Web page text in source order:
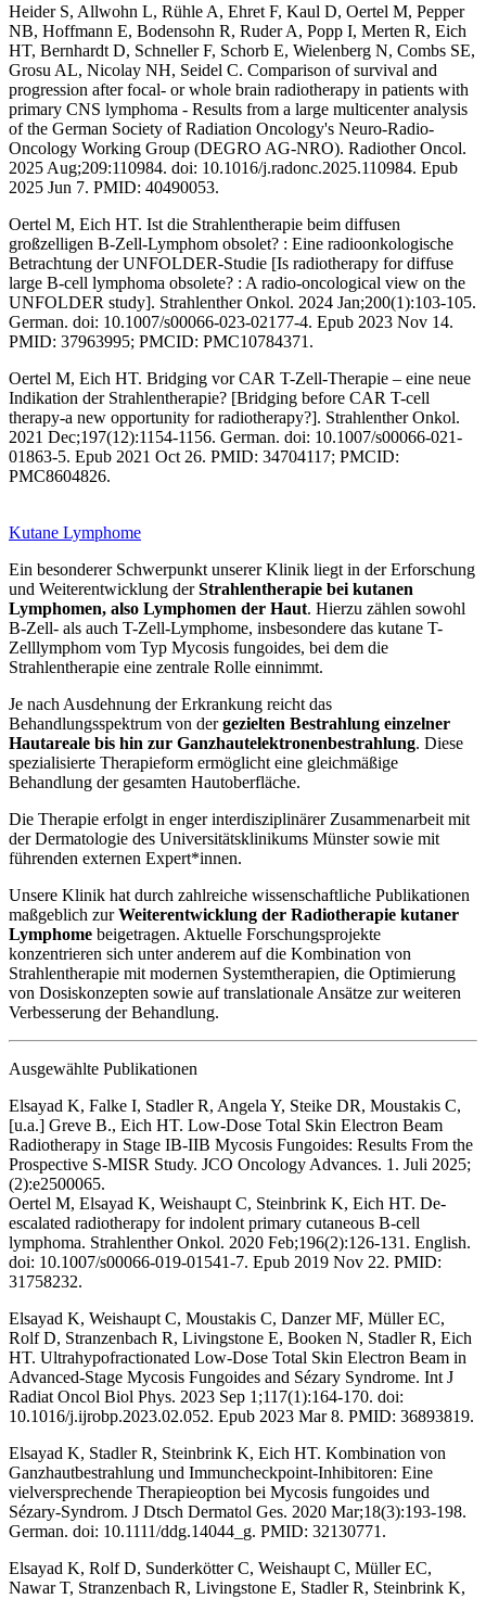
Heider S, Allwohn L, Rühle A, Ehret F, Kaul D, Oertel M, Pepper
NB, Hoffmann E, Bodensohn R, Ruder A, Popp I, Merten R, Eich
HT, Bernhardt D, Schneller F, Schorb E, Wielenberg N, Combs SE,
Grosu AL, Nicolay NH, Seidel C. Comparison of survival and
progression after focal- or whole brain radiotherapy in patients with
primary CNS lymphoma - Results from a large multicenter analysis
of the German Society of Radiation Oncology's Neuro-Radio-
Oncology Working Group (DEGRO AG-NRO). Radiother Oncol.
2025 Aug;209:110984. doi: 10.1016/j.radonc.2025.110984. Epub
2025 Jun 7. PMID: 40490053.
Oertel M, Eich HT. Ist die Strahlentherapie beim diffusen
großzelligen B-Zell-Lymphom obsolet? : Eine radioonkologische
Betrachtung der UNFOLDER-Studie [Is radiotherapy for diffuse
large B-cell lymphoma obsolete? : A radio-oncological view on the
UNFOLDER study]. Strahlenther Onkol. 2024 Jan;200(1):103-105.
German. doi: 10.1007/s00066-023-02177-4. Epub 2023 Nov 14.
PMID: 37963995; PMCID: PMC10784371.
Oertel M, Eich HT. Bridging vor CAR T-Zell-Therapie – eine neue
Indikation der Strahlentherapie? [Bridging before CAR T-cell
therapy-a new opportunity for radiotherapy?]. Strahlenther Onkol.
2021 Dec;197(12):1154-1156. German. doi: 10.1007/s00066-021-
01863-5. Epub 2021 Oct 26. PMID: 34704117; PMCID:
PMC8604826.
Kutane Lymphome
Ein besonderer Schwerpunkt unserer Klinik liegt in der Erforschung
und Weiterentwicklung derStrahlentherapie bei kutanen
Lymphomen, also Lymphomen der Haut. Hierzu zählen sowohl
B-Zell- als auch T-Zell-Lymphome, insbesondere das kutane T-
Zelllymphom vom Typ Mycosis fungoides, bei dem die
Strahlentherapie eine zentrale Rolle einnimmt.
Je nach Ausdehnung der Erkrankung reicht das
Behandlungsspektrum von dergezielten Bestrahlung einzelner
Hautareale bis hin zur Ganzhautelektronenbestrahlung. Diese
spezialisierte Therapieform ermöglicht eine gleichmäßige
Behandlung der gesamten Hautoberfläche.
Die Therapie erfolgt in enger interdisziplinärer Zusammenarbeit mit
der Dermatologie des Universitätsklinikums Münster sowie mit
führenden externen Expert*innen.
Unsere Klinik hat durch zahlreiche wissenschaftliche Publikationen
maßgeblich zurWeiterentwicklung der Radiotherapie kutaner
Lymphome beigetragen. Aktuelle Forschungsprojekte
konzentrieren sich unter anderem auf die Kombination von
Strahlentherapie mit modernen Systemtherapien, die Optimierung
von Dosiskonzepten sowie auf translationale Ansätze zur weiteren
Verbesserung der Behandlung.
Ausgewählte Publikationen
Elsayad K, Falke I, Stadler R, Angela Y, Steike DR, Moustakis C,
[u.a.] Greve B., Eich HT. Low-Dose Total Skin Electron Beam
Radiotherapy in Stage IB-IIB Mycosis Fungoides: Results From the
Prospective S-MISR Study. JCO Oncology Advances. 1. Juli 2025;
(2):e2500065.
Oertel M, Elsayad K, Weishaupt C, Steinbrink K, Eich HT. De-
escalated radiotherapy for indolent primary cutaneous B-cell
lymphoma. Strahlenther Onkol. 2020 Feb;196(2):126-131. English.
doi: 10.1007/s00066-019-01541-7. Epub 2019 Nov 22. PMID:
31758232.
Elsayad K, Weishaupt C, Moustakis C, Danzer MF, Müller EC,
Rolf D, Stranzenbach R, Livingstone E, Booken N, Stadler R, Eich
HT. Ultrahypofractionated Low-Dose Total Skin Electron Beam in
Advanced-Stage Mycosis Fungoides and Sézary Syndrome. Int J
Radiat Oncol Biol Phys. 2023 Sep 1;117(1):164-170. doi:
10.1016/j.ijrobp.2023.02.052. Epub 2023 Mar 8. PMID: 36893819.
Elsayad K, Stadler R, Steinbrink K, Eich HT. Kombination von
Ganzhautbestrahlung und Immuncheckpoint-Inhibitoren: Eine
vielversprechende Therapieoption bei Mycosis fungoides und
Sézary-Syndrom. J Dtsch Dermatol Ges. 2020 Mar;18(3):193-198.
German. doi: 10.1111/ddg.14044_g. PMID: 32130771.
Elsayad K, Rolf D, Sunderkötter C, Weishaupt C, Müller EC,
Nawar T, Stranzenbach R, Livingstone E, Stadler R, Steinbrink K,